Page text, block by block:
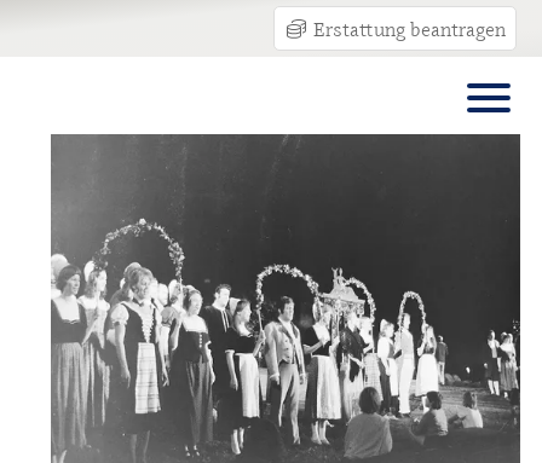
Erstattung beantragen